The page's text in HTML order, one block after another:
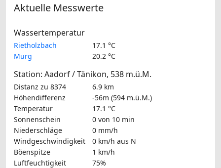
Aktuelle Messwerte
Wassertemperatur
Rietholzbach
17.1 °C
Murg
20.2 °C
Station: Aadorf / Tänikon, 538 m.ü.M.
Distanz zu 8374
6.9 km
Höhendifferenz
-56m (594 m.ü.M.)
Temperatur
17.1 °C
Sonnenschein
0 von 10 min
Niederschläge
0 mm/h
Windgeschwindigkeit
0 km/h aus N
Böenspitze
1 km/h
Luftfeuchtigkeit
75%